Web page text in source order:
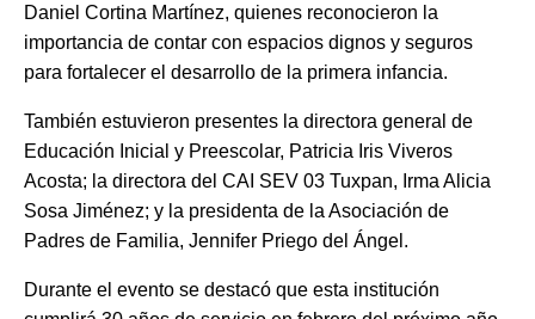
Daniel Cortina Martínez, quienes reconocieron la
importancia de contar con espacios dignos y seguros
para fortalecer el desarrollo de la primera infancia.
También estuvieron presentes la directora general de
Educación Inicial y Preescolar, Patricia Iris Viveros
Acosta; la directora del CAI SEV 03 Tuxpan, Irma Alicia
Sosa Jiménez; y la presidenta de la Asociación de
Padres de Familia, Jennifer Priego del Ángel.
Durante el evento se destacó que esta institución